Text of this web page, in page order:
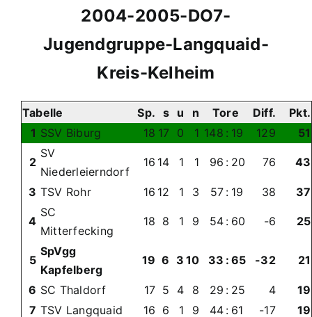
2004-2005-DO7-
Jugendgruppe-Langquaid-
Kreis-Kelheim
Tabelle Sp. s u n Tore Diff.
Pkt.
1 SSV Biburg 18 17 0 1 148 : 19 129 51
2
SV
Niederleierndorf
16 14 1 1 96 : 20 76 43
3 TSV Rohr 16 12 1 3 57 : 19 38 37
4
SC
Mitterfecking
18 8 1 9 54 : 60 -6 25
5
SpVgg
Kapfelberg
19 6 3 10 33 : 65 -32 21
6 SC Thaldorf 17 5 4 8 29 : 25 4
19
7 TSV Langquaid 16 6 1 9 44 : 61 -17
19